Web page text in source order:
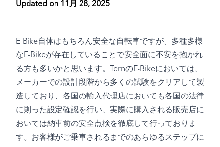
Updated on 11月 28, 2025
E-Bike自体はもちろん安全な自転車ですが、多種多様
なE-Bikeが存在していることで安全面に不安を抱かれ
る方も多いかと思います。TernのE-Bikeにおいては、
メーカーでの設計段階から多くの試験をクリアして製
造しており、各国の輸入代理店においても各国の法律
に則った設定確認を行い、実際に購入される販売店に
おいては納車前の安全点検を徹底して行っておりま
す。お客様がご乗車されるまでのあらゆるステップに